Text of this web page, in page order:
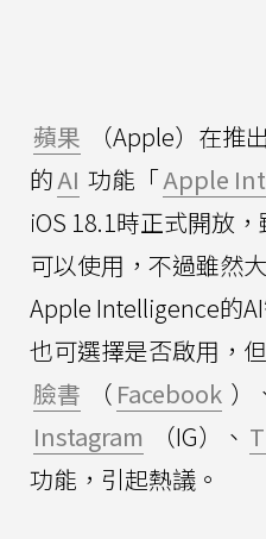
蘋果
（Apple）在推
的AI 功能「Apple
iOS 18.1時正式開放
可以使用，不過雖然
Apple Intelligence的
也可選擇是否啟用，
臉書
（ Facebook ）
Instagram
（IG）、
功能，引起熱議。